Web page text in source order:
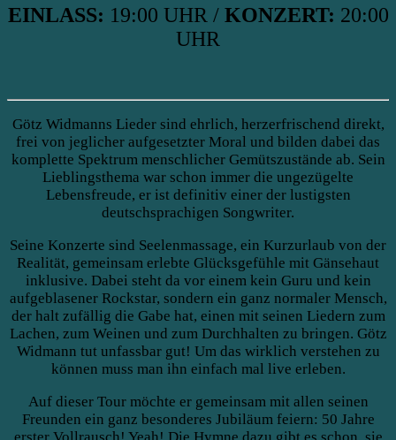
EINLASS: 19:00 UHR /KONZERT: 20:00
UHR
Götz Widmanns Lieder sind ehrlich, herzerfrischend direkt,
frei von jeglicher aufgesetzter Moral und bilden dabei das
komplette Spektrum menschlicher Gemütszustände ab. Sein
Lieblingsthema war schon immer die ungezügelte
Lebensfreude, er ist definitiv einer der lustigsten
deutschsprachigen Songwriter.
Seine Konzerte sind Seelenmassage, ein Kurzurlaub von der
Realität, gemeinsam erlebte Glücksgefühle mit Gänsehaut
inklusive. Dabei steht da vor einem kein Guru und kein
aufgeblasener Rockstar, sondern ein ganz normaler Mensch,
der halt zufällig die Gabe hat, einen mit seinen Liedern zum
Lachen, zum Weinen und zum Durchhalten zu bringen. Götz
Widmann tut unfassbar gut! Um das wirklich verstehen zu
können muss man ihn einfach mal live erleben.
Auf dieser Tour möchte er gemeinsam mit allen seinen
Freunden ein ganz besonderes Jubiläum feiern: 50 Jahre